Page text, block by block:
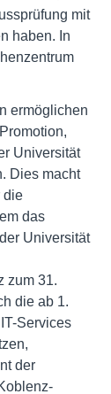
mit
haben. In
ermöglichen
Universität
Dies macht
die
das
Universität
zum 31.
die ab 1.
Services
der